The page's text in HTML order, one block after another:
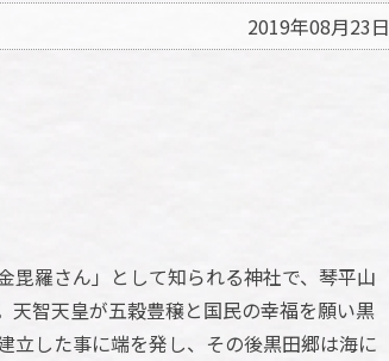
2019年08月23日
毘羅さん」として知られる神社で、琴平山
天智天皇が五穀豊穣と国民の幸福を願い黒
立した事に端を発し、その後黒田郷は海に